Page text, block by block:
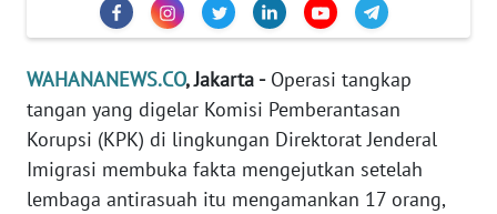
WAHANANEWS.CO, Jakarta -Operasi tangkap
tangan yang digelar Komisi Pemberantasan
Korupsi (KPK) di lingkungan Direktorat Jenderal
Imigrasi membuka fakta mengejutkan setelah
lembaga antirasuah itu mengamankan 17 orang,
Informasi
INDEKS
BERITA